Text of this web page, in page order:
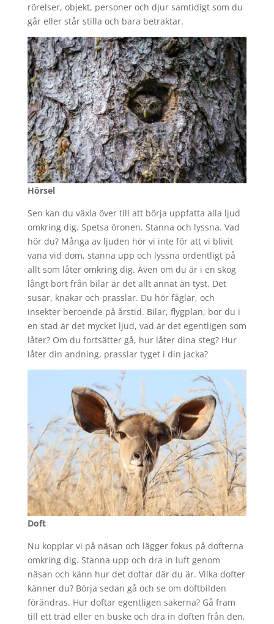
rörelser, objekt, personer och djur samtidigt som du
går eller står stilla och bara betraktar.
Hörsel
Sen kan du växla över till att börja uppfatta alla ljud
omkring dig. Spetsa öronen. Stanna och lyssna. Vad
hör du? Många av ljuden hör vi inte för att vi blivit
vana vid dom, stanna upp och lyssna ordentligt på
allt som låter omkring dig. Även om du är i en skog
långt bort från bilar är det allt annat än tyst. Det
susar, knakar och prasslar. Du hör fåglar, och
insekter beroende på årstid. Bilar, flygplan, bor du i
en stad är det mycket ljud, vad är det egentligen som
låter? Om du fortsätter gå, hur låter dina steg? Hur
låter din andning, prasslar tyget i din jacka?
Doft
Nu kopplar vi på näsan och lägger fokus på dofterna
omkring dig. Stanna upp och dra in luft genom
näsan och känn hur det doftar där du är. Vilka dofter
känner du? Börja sedan gå och se om doftbilden
förändras. Hur doftar egentligen sakerna? Gå fram
till ett träd eller en buske och dra in doften från den,